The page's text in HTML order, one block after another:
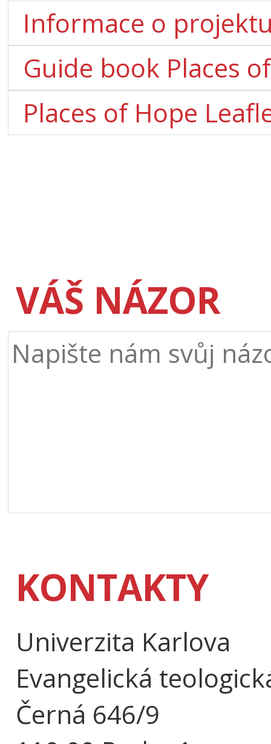
Informace o
Guide book Places
Places of Hope
VÁŠ NÁZOR
KONTAKTY
Univerzita Karlova
Evangelická
Černá 646/9